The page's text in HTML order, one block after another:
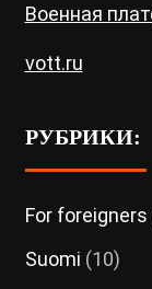
Военная
vott.ru
РУБРИКИ:
For foreigners
Suomi (10)